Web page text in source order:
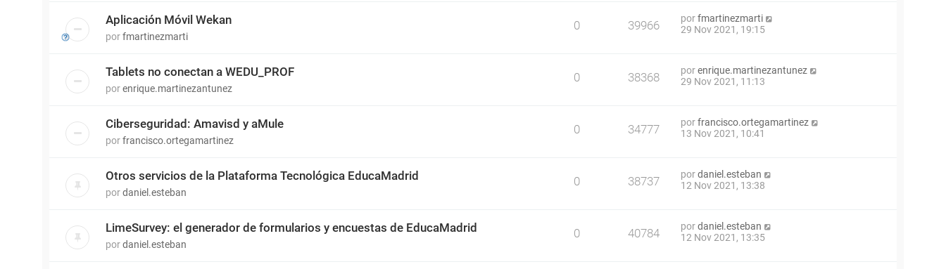
Aplicación Móvil Wekan
porfmartinezmarti
0 39966 porfmartinezmarti
29 Nov 2021, 19:15
Tablets no conectan a WEDU_PROF
porenrique.martinezantunez
0 38368 porenrique.martinezantunez
29 Nov 2021, 11:13
Ciberseguridad: Amavisd y aMule
porfrancisco.ortegamartinez
0 34777 porfrancisco.ortegamartinez
13 Nov 2021, 10:41
Otros servicios de la Plataforma Tecnológica EducaMadrid
pordaniel.esteban
0 38737 pordaniel.esteban
12 Nov 2021, 13:38
LimeSurvey: el generador de formularios y encuestas de EducaMadrid
pordaniel.esteban
0 40784 pordaniel.esteban
12 Nov 2021, 13:35